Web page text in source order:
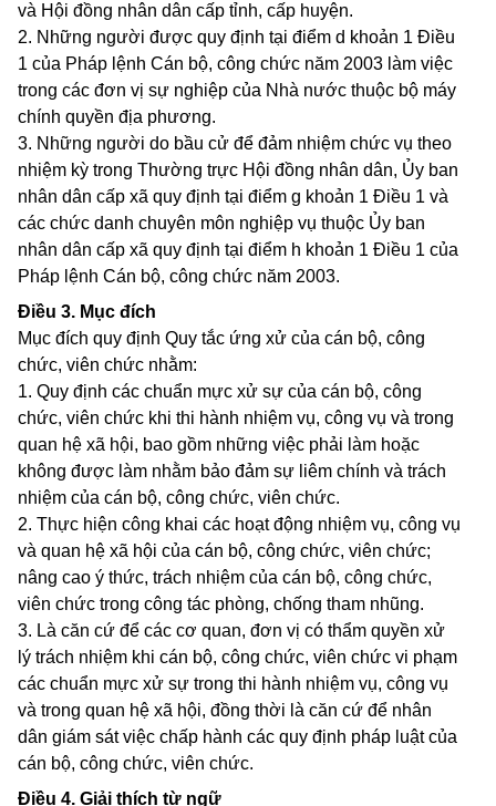
và Hội đồng nhân dân cấp tỉnh, cấp huyện.
2. Những người được quy định tại điểm d khoản 1 Điều
1 của Pháp lệnh Cán bộ, công chức năm 2003 làm việc
trong các đơn vị sự nghiệp của Nhà nước thuộc bộ máy
chính quyền địa phương.
3. Những người do bầu cử để đảm nhiệm chức vụ theo
nhiệm kỳ trong Thường trực Hội đồng nhân dân, Ủy ban
nhân dân cấp xã quy định tại điểm g khoản 1 Điều 1 và
các chức danh chuyên môn nghiệp vụ thuộc Ủy ban
nhân dân cấp xã quy định tại điểm h khoản 1 Điều 1 của
Pháp lệnh Cán bộ, công chức năm 2003.
Điều 3. Mục đích
Mục đích quy định Quy tắc ứng xử của cán bộ, công
chức, viên chức nhằm:
1. Quy định các chuẩn mực xử sự của cán bộ, công
chức, viên chức khi thi hành nhiệm vụ, công vụ và trong
quan hệ xã hội, bao gồm những việc phải làm hoặc
không được làm nhằm bảo đảm sự liêm chính và trách
nhiệm của cán bộ, công chức, viên chức.
2. Thực hiện công khai các hoạt động nhiệm vụ, công vụ
và quan hệ xã hội của cán bộ, công chức, viên chức;
nâng cao ý thức, trách nhiệm của cán bộ, công chức,
viên chức trong công tác phòng, chống tham nhũng.
3. Là căn cứ để các cơ quan, đơn vị có thẩm quyền xử
lý trách nhiệm khi cán bộ, công chức, viên chức vi phạm
các chuẩn mực xử sự trong thi hành nhiệm vụ, công vụ
và trong quan hệ xã hội, đồng thời là căn cứ để nhân
dân giám sát việc chấp hành các quy định pháp luật của
cán bộ, công chức, viên chức.
Điều 4. Giải thích từ ngữ